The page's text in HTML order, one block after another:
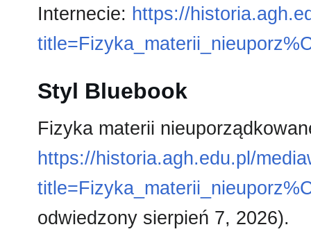
Internecie: https://
Styl Bluebook
Fizyka materii
https://historia.agh.edu.pl/
odwiedzony sierpień 7, 2026).